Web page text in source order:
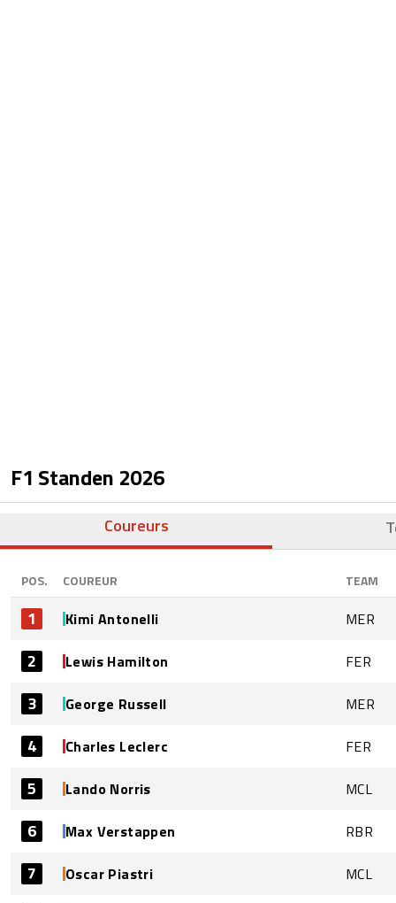
F1 Standen 2026
Coureurs
POS. COUREUR TEAM
1 Kimi Antonelli MER
2 Lewis Hamilton FER
3 George Russell MER
4 Charles Leclerc FER
5 Lando Norris MCL
6 Max Verstappen RBR
7 Oscar Piastri MCL